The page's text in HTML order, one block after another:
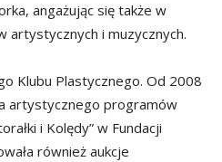
angażując się także w
artystycznych i muzycznych.
Klubu Plastycznego. Od 2008
artystycznego programów
i Kolędy” w Fundacji
również aukcje